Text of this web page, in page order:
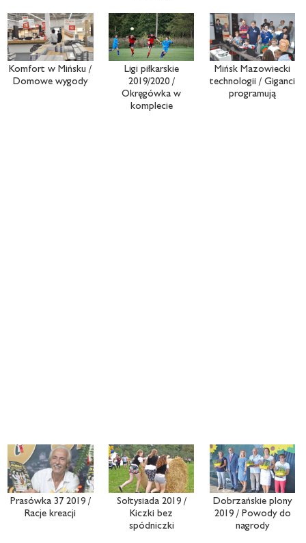
Komfort w Mińsku /
Domowe wygody
Ligi piłkarskie
2019/2020 /
Okręgówka w
komplecie
Mińsk Mazowiecki
technologii / Giganci
programują
Prasówka 37 2019 /
Racje kreacji
Sołtysiada 2019 /
Kiczki bez
spódniczki
Dobrzańskie plony
2019 / Powody do
nagrody